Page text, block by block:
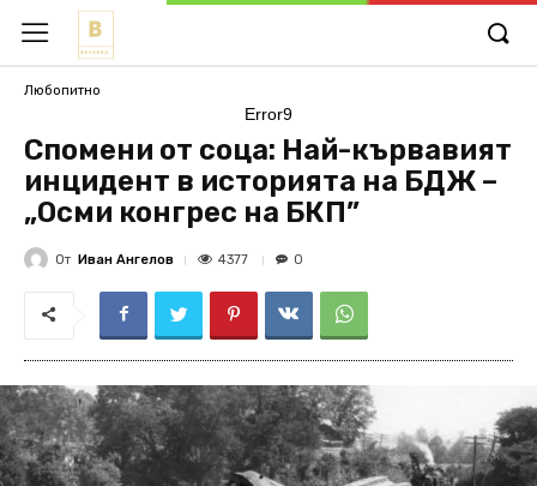
Любопитно
Error9
Спомени от соца: Най-кървавият
инцидент в историята на БДЖ –
„Осми конгрес на БКП”
От Иван Ангелов 4377 0